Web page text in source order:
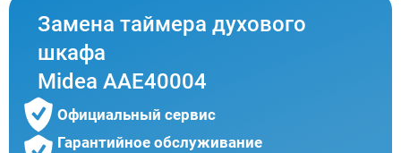
Замена таймера духового
шкафа
Midea AAE40004
Официальный сервис
Гарантийное обслуживание